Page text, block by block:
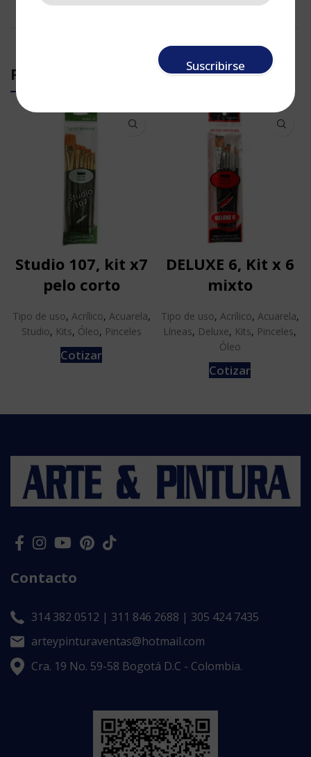
Suscribirse
PRODUCTOS RELACIONADOS
Studio 107, kit x7
pelo corto
Tipo de uso, Acrílico, Acuarela,
Studio, Kits, Óleo, Pinceles
Cotizar
DELUXE 6, Kit x 6
mixto
Tipo de uso, Acrílico, Acuarela,
Líneas, Deluxe, Kits, Pinceles,
Óleo
Cotizar
Contacto
314 382 0512 | 311 846 2688 | 305 424 7435
arteypinturaventas@hotmail.com
Cra. 19 No. 59-58 Bogotá D.C - Colombia.